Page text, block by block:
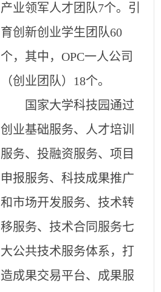
产业领军人才团队7个。引
育创新创业学生团队60
个，其中，OPC一人公司
（创业团队）18个。
国家大学科技园通过
创业基础服务、人才培训
服务、投融资服务、项目
申报服务、科技成果推广
和市场开发服务、技术转
移服务、技术合同服务七
大公共技术服务体系，打
造成果交易平台、成果服